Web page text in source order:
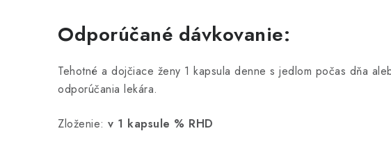
Odporúčané dávkovanie:
Tehotné a dojčiace ženy 1 kapsula denne s jedlom počas dňa
odporúčania lekára.
Zloženie: v 1 kapsule % RHD